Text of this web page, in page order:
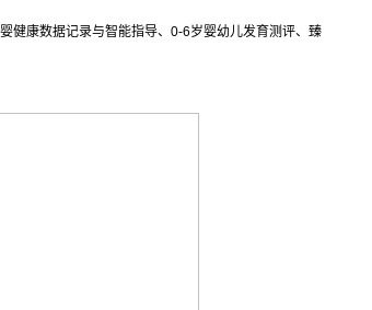
健康数据记录与智能指导、0-6岁婴幼儿发育测评、臻